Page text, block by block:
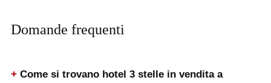
Domande frequenti
Come si trovano hotel 3 stelle in vendita a